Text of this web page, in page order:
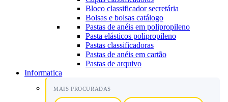
Bloco classificador secretária
Bolsas e bolsas catálogo
Pastas de anéis em polipropileno
Pasta elásticos polipropileno
Pastas classificadoras
Pastas de anéis em cartão
Pastas de arquivo
Informatica
MAIS PROCURADAS